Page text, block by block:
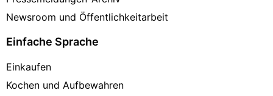
Newsroom und Öffentlichkeitarbeit
Einfache Sprache
Einkaufen
Kochen und Aufbewahren